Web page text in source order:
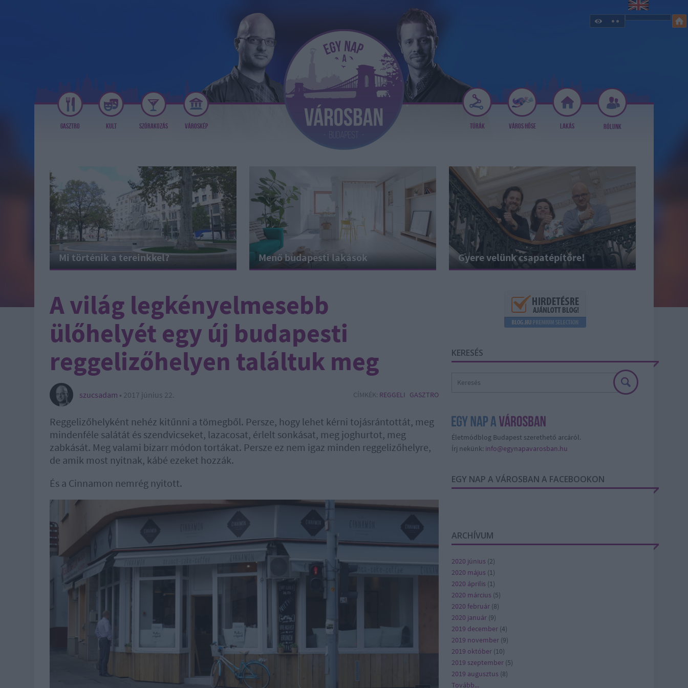
GASZTRO KULT SZÓRAKOZÁS VÁROSKÉP TÚRÁK VÁROS HŐSE LAKÁS RÓLUNK
Mi történik a tereinkkel? Menő budapesti lakások Gyere velünk csapatépítőre!
A világ legkényelmesebb
ülőhelyét egy új budapesti
reggelizőhelyen találtuk meg
szucsadam • 2017 június 22. CÍMKÉK: REGGELI GASZTRO
Reggelizőhelyként nehéz kitűnni a tömegből. Persze, hogy lehet kérni tojásrántottát, meg
mindenféle salátát és szendvicseket, lazacosat, érlelt sonkásat, meg joghurtot, meg
zabkását. Meg valami bizarr módon tortákat. Persze ez nem igaz minden reggelizőhelyre,
de amik most nyitnak, kábé ezeket hozzák.
És a Cinnamon nemrég nyitott.
KERESÉS
Életmódblog Budapest szerethető arcáról.
Írj nekünk: info@egynapavarosban.hu
EGY NAP A VÁROSBAN A FACEBOOKON
ARCHÍVUM
2020 június (2)
2020 május (1)
2020 április (1)
2020 március (5)
2020 február (8)
2020 január (9)
2019 december (4)
2019 november (9)
2019 október (10)
2019 szeptember (5)
2019 augusztus (8)
Tovább...